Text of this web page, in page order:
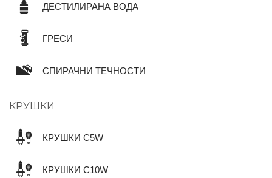
ДЕСТИЛИРАНА ВОДА
ГРЕСИ
СПИРАЧНИ ТЕЧНОСТИ
КРУШКИ
КРУШКИ C5W
КРУШКИ C10W